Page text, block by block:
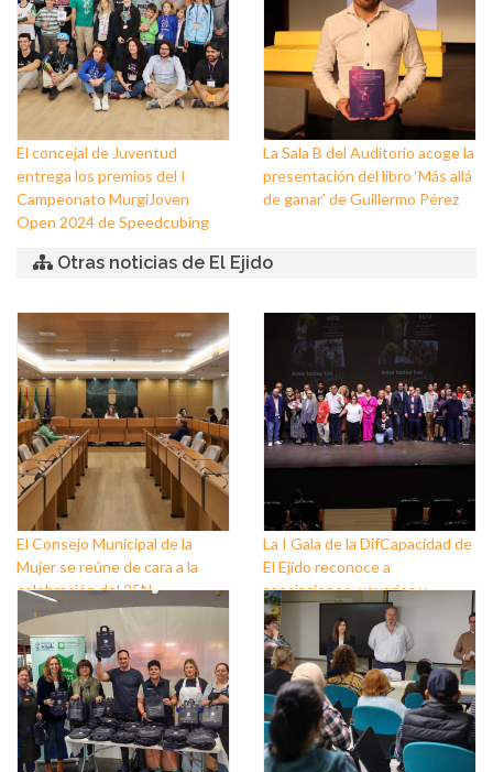
El concejal de Juventud
entrega los premios del I
Campeonato MurgiJoven
Open 2024 de Speedcubing
La Sala B del Auditorio acoge la
presentación del libro ‘Más allá
de ganar’ de Guillermo Pérez
Otras noticias de El Ejido
El Consejo Municipal de la
Mujer se reúne de cara a la
celebración del 25N
La I Gala de la DifCapacidad de
El Ejido reconoce a
asociaciones, usuarios y
personas que trabajan a favor
de este colectivo